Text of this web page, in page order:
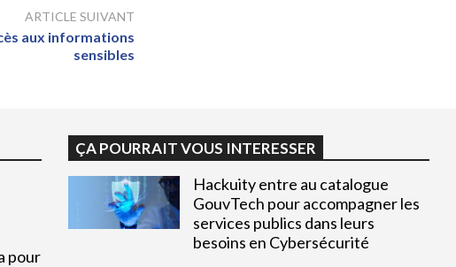
ARTICLE SUIVANT
aux informations
sensibles
pour
ÇA POURRAIT VOUS INTERESSER
Hackuity entre au catalogue
GouvTech pour accompagner les
services publics dans leurs
besoins en Cybersécurité